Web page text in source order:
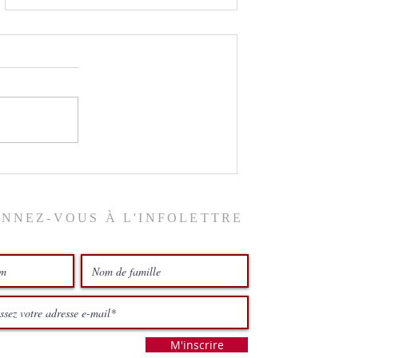
VOUS À L'INFOLETTRE
M'inscrire